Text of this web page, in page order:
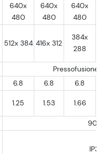
640x
480
640x
480
640x
480
512x 384 416x 312
384x
288
Pressofusione di
6.8 6.8 6.8
1.25 1.53 1.66
900
IP31